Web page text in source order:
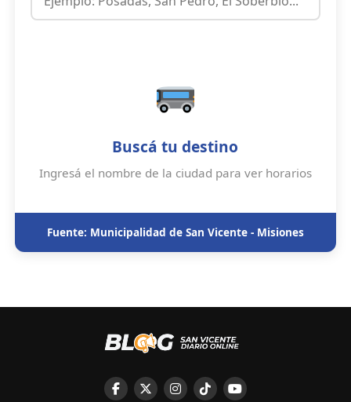
Buscá tu destino
Ingresá el nombre de la ciudad para ver horarios
Fuente: Municipalidad de San Vicente - Misiones